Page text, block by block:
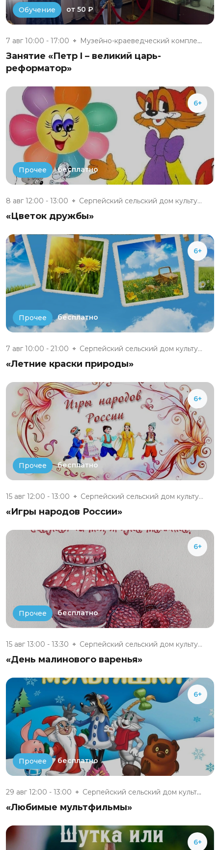
Обучение от 50 ₽
7 авг 10:00 - 17:00 Музейно-краеведческий комплекс...
Занятие «Петр I – великий царь-
реформатор»
6+
Прочее бесплатно
8 авг 12:00 - 13:00 Серпейский сельский дом культу...
«Цветок дружбы»
6+
Прочее бесплатно
7 авг 10:00 - 21:00 Серпейский сельский дом культу...
«Летние краски природы»
6+
Прочее бесплатно
15 авг 12:00 - 13:00 Серпейский сельский дом культу...
«Игры народов России»
6+
Прочее бесплатно
15 авг 13:00 - 13:30 Серпейский сельский дом культу...
«День малинового варенья»
6+
Прочее бесплатно
29 авг 12:00 - 13:00 Серпейский сельский дом культу...
«Любимые мультфильмы»
6+